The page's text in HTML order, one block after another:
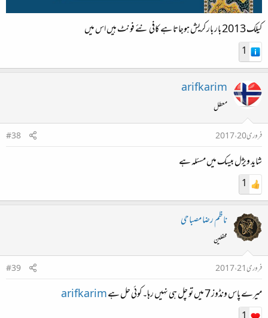
کیلک 2013 بار بار کریش ہوجاتا ہے کافی نئے فونٹ ہیں اس میں
1
arifkarim
معطل
فروری 20، 2017
#38
شاید ویژل بیسک میں مسئلہ ہے
1
ناظم رضا مصباحی
محفلین
فروری 21، 2017
#39
میرے پاس ونڈوز 7 میں تو چل ہی نہیں رہا۔ کوئی حل ہے arifkarim